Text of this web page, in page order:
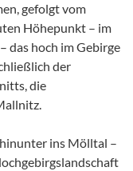
gefolgt vom
Höhepunkt – im
das hoch im Gebirge
der
die
ins Mölltal –